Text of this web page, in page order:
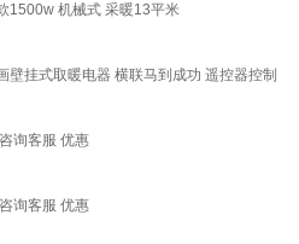
1500w 机械式 采暖13平米
挂式取暖电器 横联马到成功 遥控器控制
询客服 优惠
询客服 优惠